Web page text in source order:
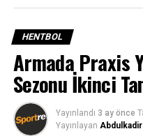
BIR SONRAKI
BIR ÖNCEKI
Bu Defa Son Dakikada
HENTBOL
Armada Praxis
Sezonu İkinci
Yayınlandı 3 ay önce
Yayınlayan